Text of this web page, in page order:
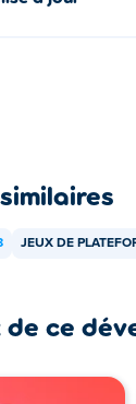
à Blumgi
t-il une
JEUX DE
de ce